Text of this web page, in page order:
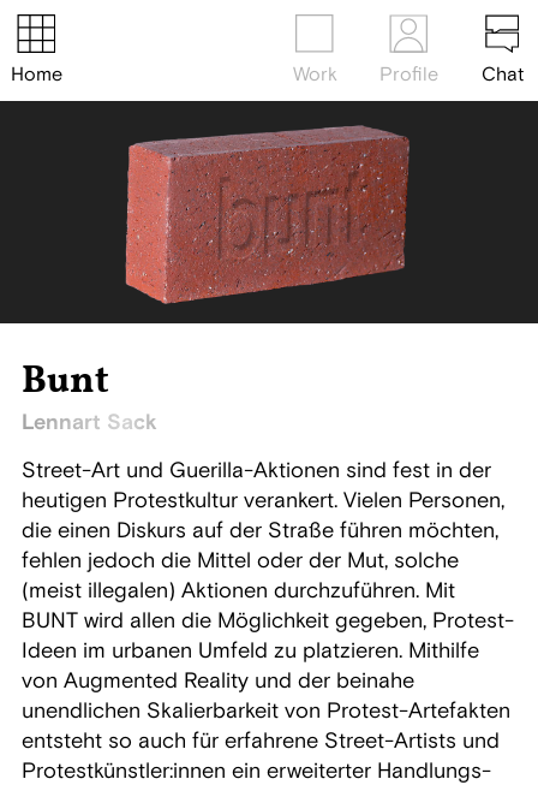
Home Work Profile Chat
Bunt
Lennart Sack
Street-Art und Guerilla-Aktionen sind fest in der
heutigen Protestkultur verankert. Vielen Personen,
die einen Diskurs auf der Straße führen möchten,
fehlen jedoch die Mittel oder der Mut, solche
(meist illegalen) Aktionen durchzuführen. Mit
BUNT wird allen die Möglichkeit gegeben, Protest-
Ideen im urbanen Umfeld zu platzieren. Mithilfe
von Augmented Reality und der beinahe
unendlichen Skalierbarkeit von Protest-Artefakten
entsteht so auch für erfahrene Street-Artists und
Protestkünstler:innen ein erweiterter Handlungs-